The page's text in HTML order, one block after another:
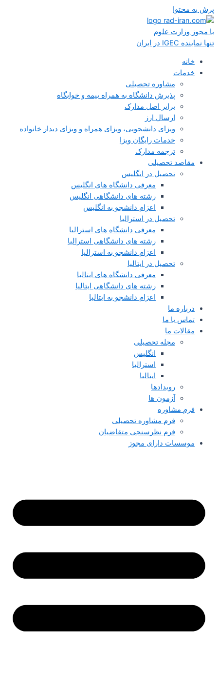
پرش به محتوا
با مجوز وزارت علوم
تنها نماینده IGEC در ایران
خانه
خدمات
مشاوره تحصیلی
پذیرش دانشگاه به همراه بیمه و خوابگاه
برابر اصل مدارک
ارسال ارز
ویزای دانشجویی، ویزای همراه و ویزای دیدار خانواده
خدمات رایگان ویزا
ترجمه مدارک
مقاصد تحصیلی
تحصیل در انگلیس
معرفی دانشگاه های انگلیس
رشته های دانشگاهی انگلیس
اعزام دانشجو به انگلیس
تحصیل در استرالیا
معرفی دانشگاه های استرالیا
رشته های دانشگاهی استرالیا
اعزام دانشجو به استرالیا
تحصیل در ایتالیا
معرفی دانشگاه های ایتالیا
رشته های دانشگاهی ایتالیا
اعزام دانشجو به ایتالیا
درباره ما
تماس با ما
مقالات ما
مجله تحصیلی
انگلیس
استرالیا
ایتالیا
رویدادها
آزمون ها
فرم مشاوره
فرم مشاوره تحصیلی
فرم نظرسنجی متقاضیان
موسسات دارای مجوز